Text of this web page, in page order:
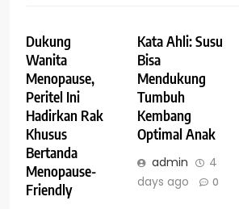
Dukung
Wanita
Menopause,
Peritel Ini
Hadirkan Rak
Khusus
Bertanda
Menopause-
Friendly
Kata Ahli: Susu
Bisa
Mendukung
Tumbuh
Kembang
Optimal Anak
admin
4
days ago
0